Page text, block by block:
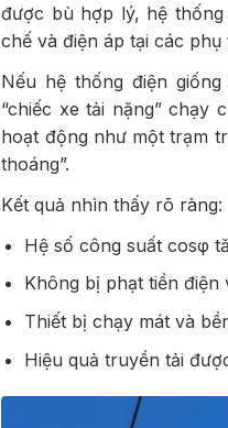
được bù hợp lý, hệ
chế và điện áp tại các
Nếu hệ thống điện
“chiếc xe tải nặng” chạy
hoạt động như một trạm
thoáng”.
Kết quả nhìn thấy rõ ràng:
Hệ số công suất cosφ
Không bị phạt tiền điện
Thiết bị chạy mát và
Hiệu quả truyền tải